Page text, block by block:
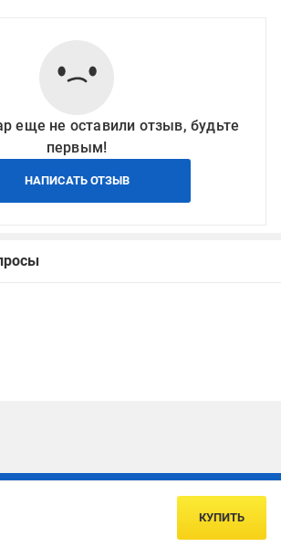
еще не оставили отзыв, будьте
первым!
НАПИСАТЬ ОТЗЫВ
КУПИТЬ
чтобы узнавать первым об акцияx и